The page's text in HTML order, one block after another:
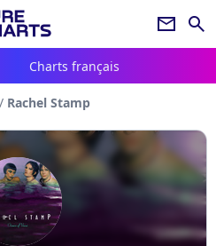
newsletter search
Charts français
/ Rachel Stamp